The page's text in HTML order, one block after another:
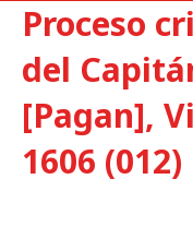
Proceso
del
[Pagan],
1606 (012)